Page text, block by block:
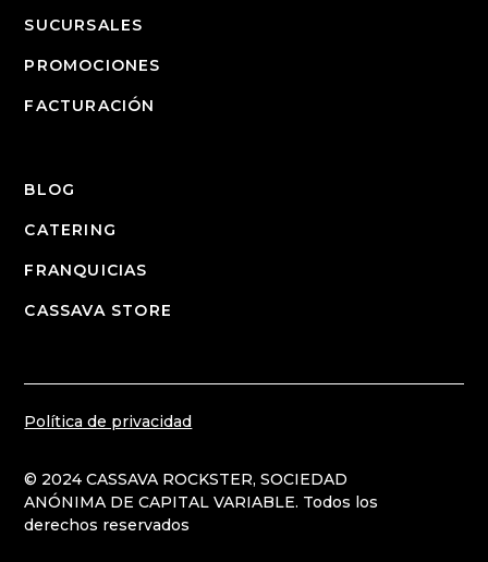
SUCURSALES
PROMOCIONES
FACTURACIÓN
BLOG
CATERING
FRANQUICIAS
CASSAVA STORE
© 2024 CASSAVA ROCKSTER, SOCIEDAD
ANÓNIMA DE CAPITAL VARIABLE. Todos los
derechos reservados
Política de privacidad